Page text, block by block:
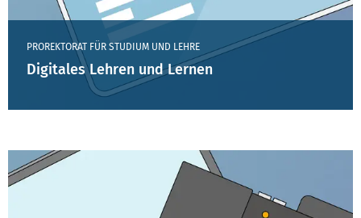
PROREKTORAT FÜR STUDIUM UND LEHRE
Digitales Lehren und Lernen